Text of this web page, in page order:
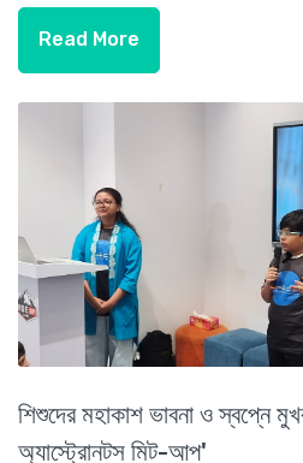
Read More
শিশুদের মহাকাশ ভাবনা ও স্বপ্নে
অ্যাস্ট্রোনটস মিট-আপ'